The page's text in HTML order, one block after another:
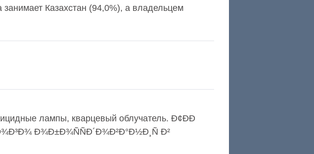
Казахстан (94,0%), а владельцем
лампы, кварцевый облучатель. Ð¢ÐÐ
Ð¾Ð±Ð¾ÑÑÐ´Ð¾Ð²Ð°Ð½Ð¸Ñ Ð²